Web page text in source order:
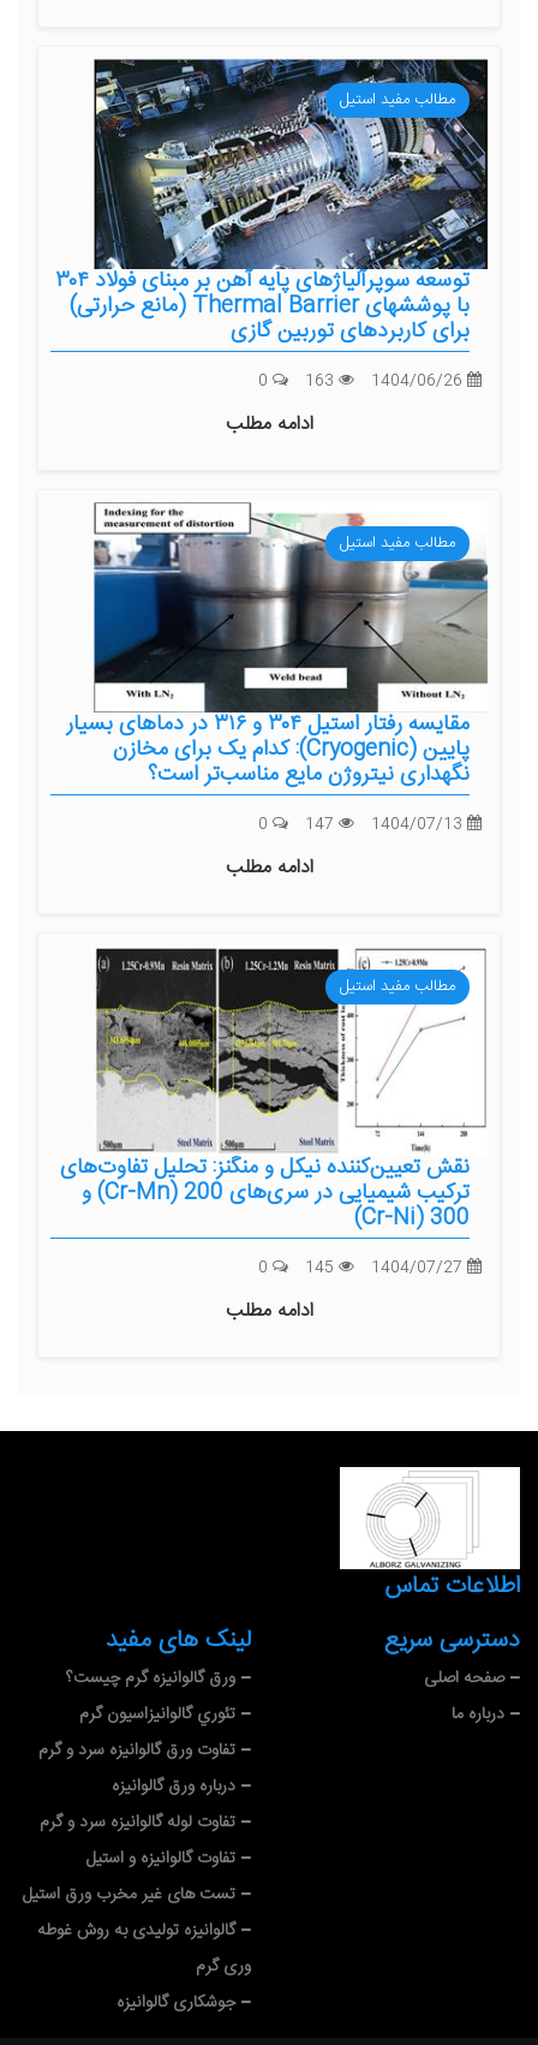
مطالب مفید استیل
توسعه سوپرآلیاژهای پایه آهن بر مبنای فولاد ۳۰۴
با پوششهای Thermal Barrier (مانع حرارتی)
برای کاربردهای توربین گازی
ادامه مطلب
مطالب مفید استیل
مقایسه رفتار استیل ۳۰۴ و ۳۱۶ در دماهای بسیار
پایین (Cryogenic): کدام یک برای مخازن
نگهداری نیتروژن مایع مناسب‌تر است؟
ادامه مطلب
مطالب مفید استیل
نقش تعیین‌کننده نیکل و منگنز: تحلیل تفاوت‌های
ترکیب شیمیایی در سری‌های 200 (Cr-Mn) و
300 (Cr-Ni)
ادامه مطلب
لینک های مفید
ورق گالوانیزه گرم چیست؟
تئوري گالوانيزاسيون گرم
تفاوت ورق گالوانیزه سرد و گرم
درباره ورق گالوانیزه
تفاوت لوله گالوانیزه سرد و گرم
تفاوت گالوانیزه و استیل
تست های غیر مخرب ورق استیل
گالوانیزه تولیدی به روش غوطه
وری گرم
جوشکاری گالوانیزه
دسترسی سریع
صفحه اصلی
درباره ما
اطلاعات تماس